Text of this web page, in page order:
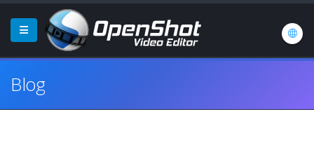
Blog